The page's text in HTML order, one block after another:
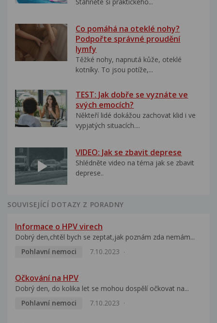
Co pomáhá na oteklé nohy?
Podpořte správné proudění
lymfy
Těžké nohy, napnutá kůže, oteklé
kotníky. To jsou potíže,...
TEST: Jak dobře se vyznáte ve
svých emocích?
Někteří lidé dokážou zachovat klid i ve
vypjatých situacích....
VIDEO: Jak se zbavit deprese
Shlédněte video na téma jak se zbavit
deprese..
SOUVISEJÍCÍ DOTAZY Z PORADNY
Informace o HPV virech
Dobrý den,chtěl bych se zeptat,jak poznám zda nemám...
Pohlavní nemoci
7.10.2023
Očkování na HPV
Dobrý den, do kolika let se mohou dospělí očkovat na...
Pohlavní nemoci
7.10.2023